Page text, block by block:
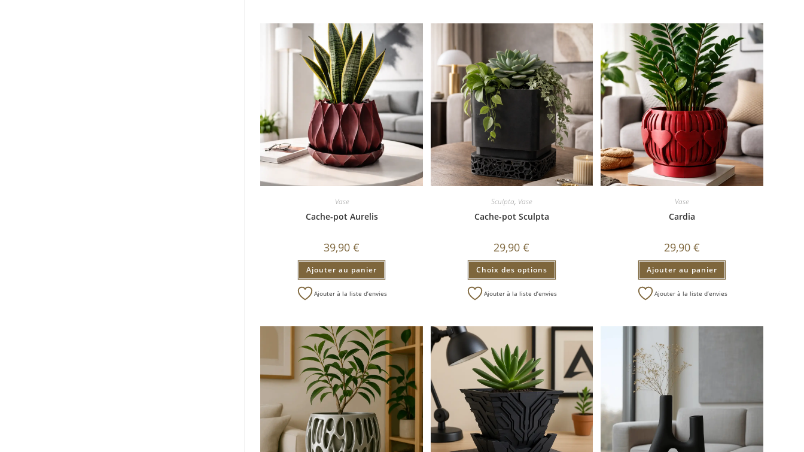
Vase
Cache-pot Aurelis
39,90€
Ajouter au panier
Ajouter à la liste d’envies
Sculpta, Vase
Cache-pot Sculpta
29,90€
Choix des options
Ajouter à la liste d’envies
Vase
Cardia
29,90 €
Ajouter au panier
Ajouter à la liste d’envies